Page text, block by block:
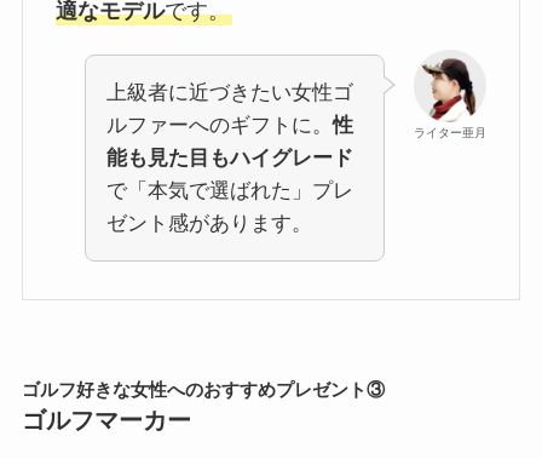
適なモデルです。
ライター亜月
上級者に近づきたい女性ゴ
ルファーへのギフトに。性
能も見た目もハイグレード
で「本気で選ばれた」プレ
ゼント感があります。
ゴルフ好きな女性へのおすすめプレゼント③
ゴルフマーカー